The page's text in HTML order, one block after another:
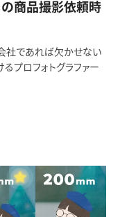
商品撮影依頼時
会社であれば欠かせない
るプロフォトグラファー